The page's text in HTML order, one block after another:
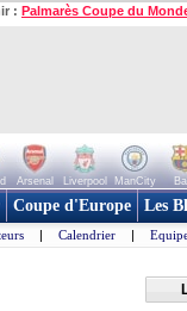
: Palmarès Coupe du
Arsenal Liverpool ManCity
Coupe d'Europe Les
| Calendrier |